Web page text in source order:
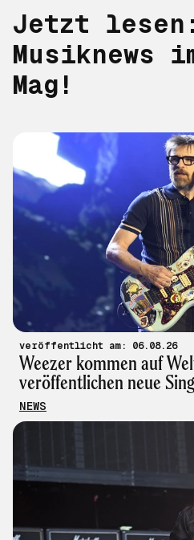
Jetzt lesen:
Musiknews
Mag!
veröffentlicht am: 06.08.26
Weezer kommen auf
veröffentlichen neue
NEWS